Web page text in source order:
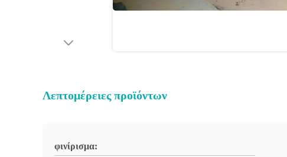
Λεπτομέρειες προϊόντων
φινίρισμα: